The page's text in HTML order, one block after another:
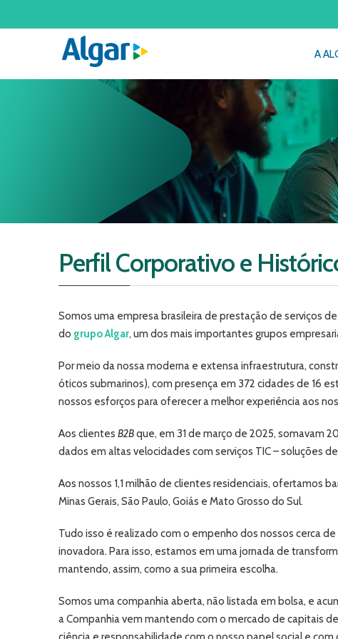
A
Perfil Corporativo e
Somos uma empresa brasileira de prestação de serviços
do grupo Algar, um dos mais importantes grupos
Por meio da nossa moderna e extensa infraestrutura,
óticos submarinos), com presença em 372 cidades de 16
nossos esforços para oferecer a melhor experiência aos
Aos clientes B2Bque, em 31 de março de 2025, somavam
dados em altas velocidades com serviços TIC – soluções
Aos nossos 1,1 milhão de clientes residenciais, ofertamos
Minas Gerais, São Paulo, Goiás e Mato Grosso do Sul.
Tudo isso é realizado com o empenho dos nossos cerca
inovadora. Para isso, estamos em uma jornada de
mantendo, assim, como a sua primeira escolha.
Somos uma companhia aberta, não listada em bolsa, e
a Companhia vem mantendo com o mercado de capitais